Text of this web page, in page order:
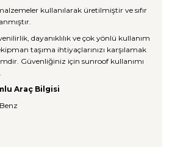
kullanılarak üretilmiştir ve sıfır
dayanıklılık ve çok yönlü kullanım
taşıma ihtiyaçlarınızı karşılamak
Güvenliğiniz için sunroof kullanımı
Araç Bilgisi